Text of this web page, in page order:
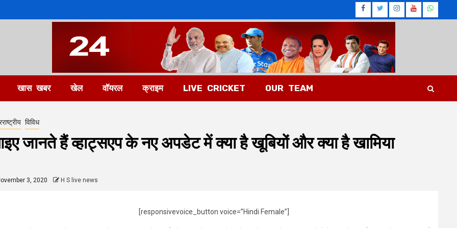
Facebook
Twitter
Instagram
खास खबर खेल वॉयरल क्राइम LIVE CRICKET OUR TEAM
विविध
जानते हैं व्हाट्सएप के नए अपडेट में क्या है खूबियों और क्या है खामिया
3, 2020 H S live news
[responsivevoice_button voice=”Hindi Female”]